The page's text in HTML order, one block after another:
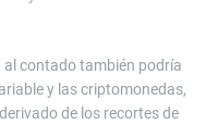
contado también podría
y las criptomonedas,
de los recortes de